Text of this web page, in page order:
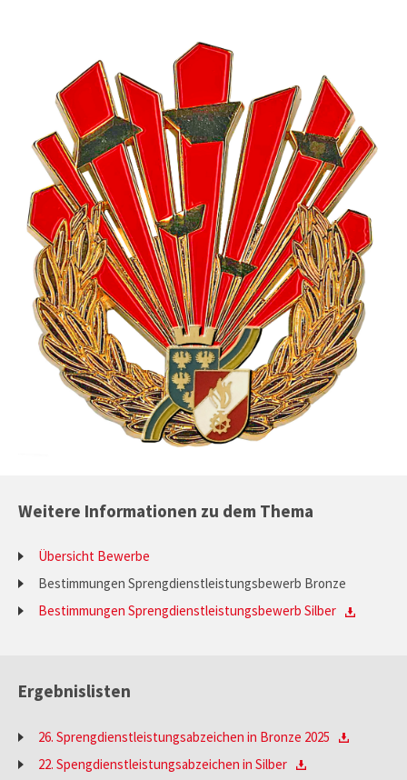
Weitere Informationen zu dem Thema
Übersicht Bewerbe
Bestimmungen Sprengdienstleistungsbewerb Bronze
Bestimmungen Sprengdienstleistungsbewerb Silber
Ergebnislisten
26. Sprengdienstleistungsabzeichen in Bronze 2025
22. Spengdienstleistungsabzeichen in Silber